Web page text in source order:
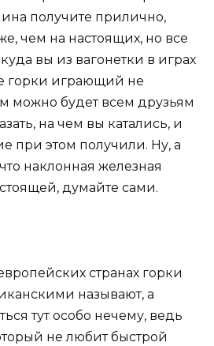
получите прилично,
чем на настоящих, но все
вы из вагонетки в играх
горки играющий не
можно будет всем друзьям
на чем вы катались, и
при этом получили. Ну, а
наклонная железная
думайте сами.
странах горки
называют, а
тут особо нечему, ведь
не любит быстрой